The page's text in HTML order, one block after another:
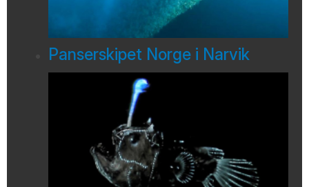
Panserskipet Norge i Narvik